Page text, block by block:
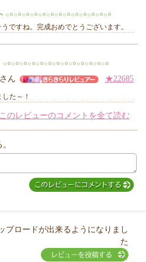
ですね。完成おめでとうございます。
ん ★22685
た～！
このレビューのコメントを全て読む
プロードが出来るようになりまし
た